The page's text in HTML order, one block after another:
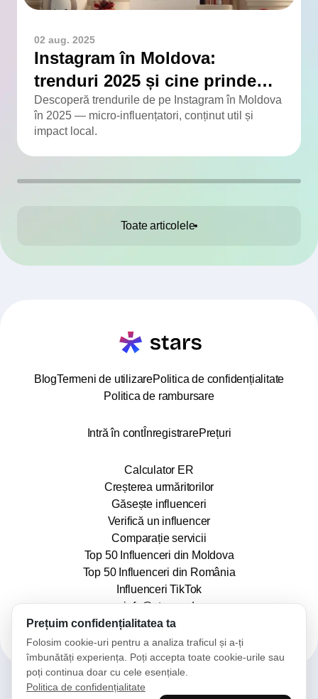
02 aug. 2025
Instagram în Moldova:
trenduri 2025 și cine prinde
viteză
Descoperă trendurile de pe Instagram în Moldova
în 2025 — micro-influențatori, conținut util și
impact local.
Toate articolele
BlogTermeni de utilizarePolitica de confidențialitate
Politica de rambursare
Intră în contÎnregistrarePrețuri
Calculator ER
Creșterea urmăritorilor
Găsește influenceri
Verifică un influencer
Comparație servicii
Top 50 Influenceri din Moldova
Top 50 Influenceri din România
Influenceri TikTok
info@stars.md
Prețuim confidențialitatea ta
Folosim cookie-uri pentru a analiza traficul și a-ți
îmbunătăți experiența. Poți accepta toate cookie-urile sau
poți continua doar cu cele esențiale.
Politica de confidențialitate